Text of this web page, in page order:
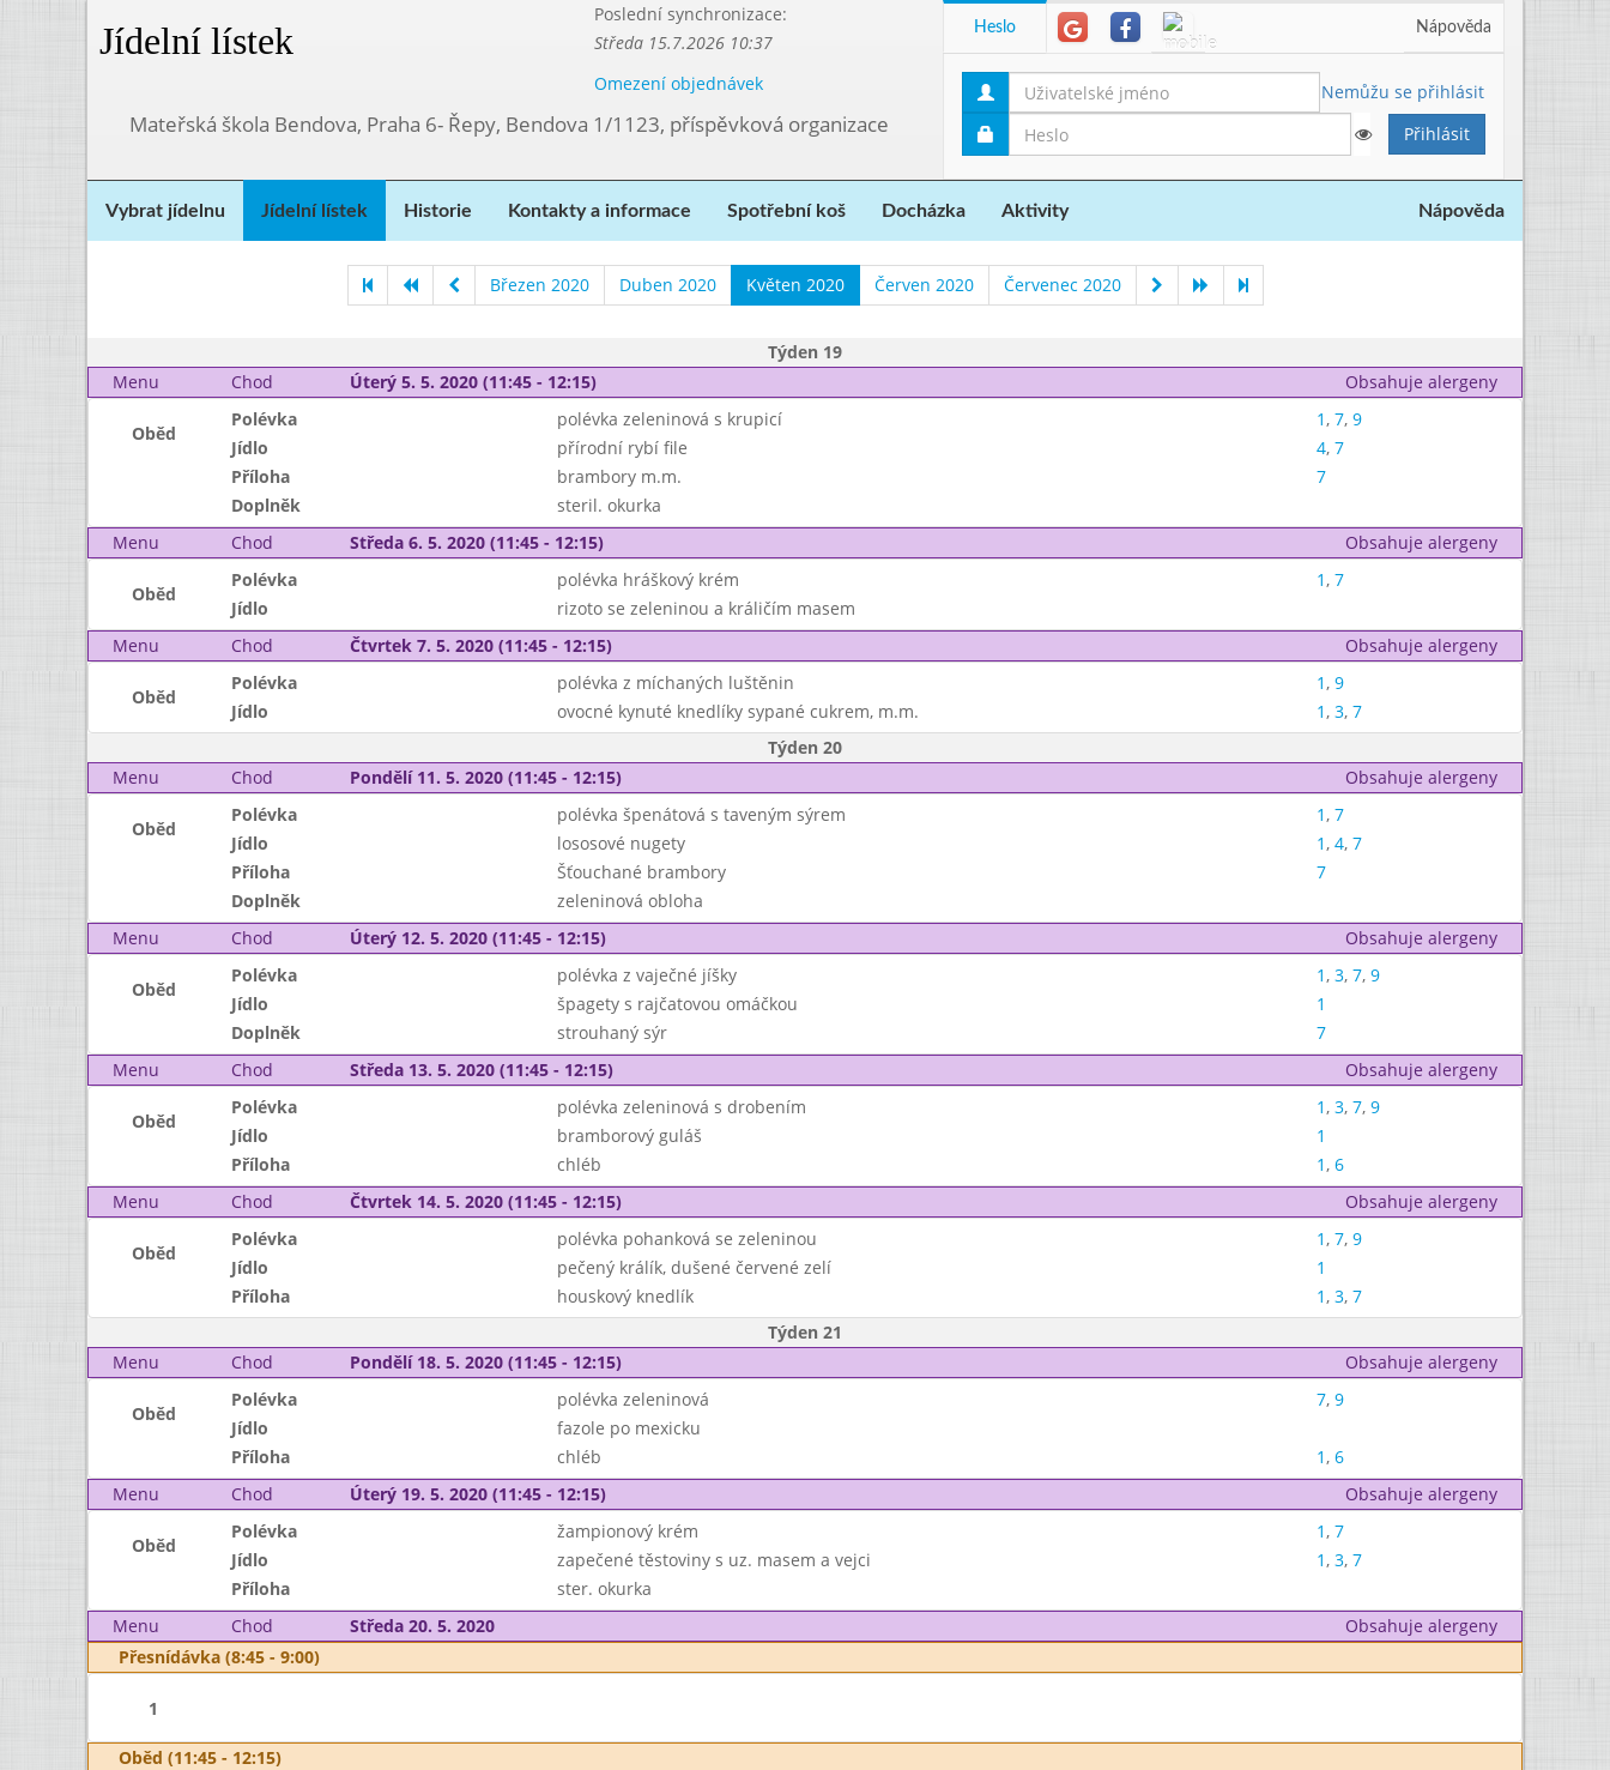
Jídelní lístek
Poslední synchronizace:
Středa 15.7.2026 10:37
Omezení objednávek
Mateřská škola Bendova, Praha 6- Řepy, Bendova 1/1123, příspěvková organizace
Heslo Nápověda
Nemůžu se přihlásit
Vybrat jídelnu Jídelní lístek Historie Kontakty a informace Spotřební koš Docházka Aktivity Nápověda
Březen 2020 Duben 2020 Květen 2020 Červen 2020 Červenec 2020
Týden 19
Menu
Chod Úterý 5. 5. 2020 (11:45 - 12:15) Obsahuje alergeny
Oběd
Polévka polévka zeleninová s krupicí 1, 7, 9
Jídlo
přírodní rybí file 4, 7
Příloha
brambory m.m.
7
Doplněk
steril. okurka
Menu
Chod Středa 6. 5. 2020 (11:45 - 12:15) Obsahuje alergeny
Oběd
Polévka polévka hráškový krém 1, 7
Jídlo
rizoto se zeleninou a králičím masem
Menu
Chod Čtvrtek 7. 5. 2020 (11:45 - 12:15) Obsahuje alergeny
Oběd
Polévka polévka z míchaných luštěnin 1, 9
Jídlo
ovocné kynuté knedlíky sypané cukrem, m.m. 1, 3, 7
Týden 20
Menu
Chod Pondělí 11. 5. 2020 (11:45 - 12:15) Obsahuje alergeny
Oběd
Polévka polévka špenátová s taveným sýrem 1, 7
Jídlo
lososové nugety 1, 4, 7
Příloha
Šťouchané brambory
7
Doplněk
zeleninová obloha
Menu
Chod Úterý 12. 5. 2020 (11:45 - 12:15) Obsahuje alergeny
Oběd
Polévka polévka z vaječné jíšky 1, 3, 7, 9
Jídlo
špagety s rajčatovou omáčkou
1
Doplněk
strouhaný sýr
7
Menu
Chod Středa 13. 5. 2020 (11:45 - 12:15) Obsahuje alergeny
Oběd
Polévka polévka zeleninová s drobením 1, 3, 7, 9
Jídlo
bramborový guláš
1
Příloha
chléb 1, 6
Menu
Chod Čtvrtek 14. 5. 2020 (11:45 - 12:15) Obsahuje alergeny
Oběd
Polévka polévka pohanková se zeleninou 1, 7, 9
Jídlo
pečený králík, dušené červené zelí
1
Příloha
houskový knedlík 1, 3, 7
Týden 21
Menu
Chod Pondělí 18. 5. 2020 (11:45 - 12:15) Obsahuje alergeny
Oběd
Polévka polévka zeleninová 7, 9
Jídlo
fazole po mexicku
Příloha
chléb 1, 6
Menu
Chod Úterý 19. 5. 2020 (11:45 - 12:15) Obsahuje alergeny
Oběd
Polévka žampionový krém 1, 7
Jídlo
zapečené těstoviny s uz. masem a vejci 1, 3, 7
Příloha
ster. okurka
Menu
Chod Středa 20. 5. 2020
Obsahuje alergeny
Přesnídávka (8:45 - 9:00)
1
Oběd (11:45 - 12:15)